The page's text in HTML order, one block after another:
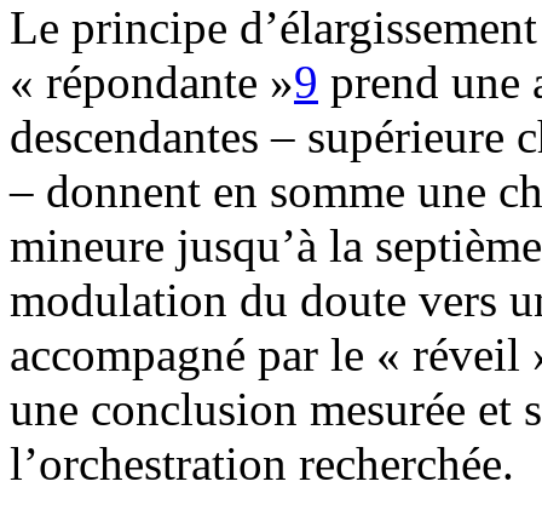
Le principe
« répondante »9 prend une
descendantes –
– donnent en somme une
mineure jusqu’à la
modulation du doute vers
accompagné par le « réveil
une conclusion mesurée et
l’orchestration recherchée.